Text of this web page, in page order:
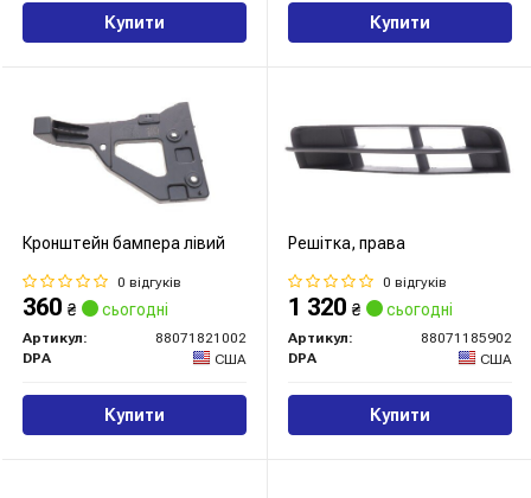
Купити Купити
Кронштейн бампера лівий
0 відгуків
360 ₴ сьогодні
Артикул:
88071821002
DPA
США
Купити
Решітка, права
0 відгуків
1 320 ₴ сьогодні
Артикул:
88071185902
DPA
США
Купити